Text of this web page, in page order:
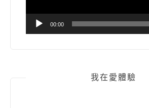
00:00
我在愛體驗